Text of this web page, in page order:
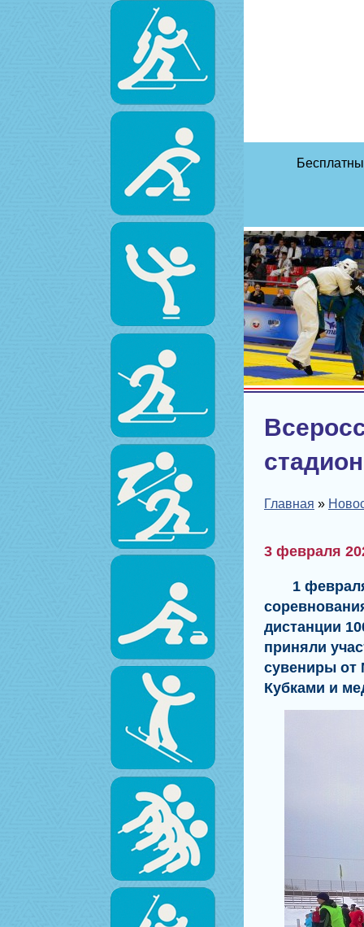
Главная »
3 февраля
1 февраля
дистанции
приняли
сувениры от
Кубками и